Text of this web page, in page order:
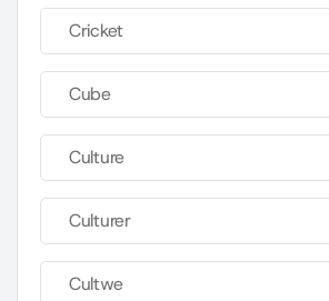
Cricket
Cube
Culture
Culturer
Cultwe